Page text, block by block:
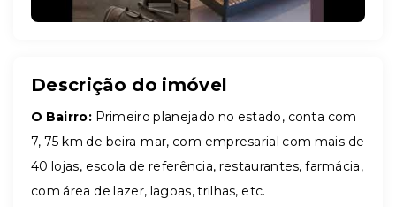
Descrição do imóvel
O Bairro: Primeiro planejado no estado, conta com
7, 75 km de beira-mar, com empresarial com mais de
40 lojas, escola de referência, restaurantes, farmácia,
com área de lazer, lagoas, trilhas, etc.